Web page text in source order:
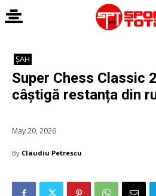
ȘAH
Super Chess Classic
câștigă restanța din
May 20, 2026
By Claudiu Petrescu